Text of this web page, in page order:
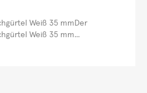
Weiß 35 mmDer
Weiß 35 mm...